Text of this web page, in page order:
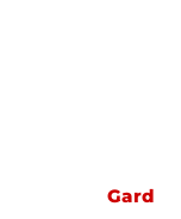
Gard